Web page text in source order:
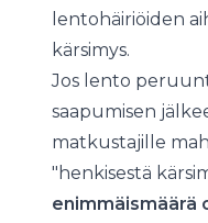
lentohäiriöiden
kärsimys.
Jos lento
saapumisen
matkustajille
"henkisestä
enimmäismäärä